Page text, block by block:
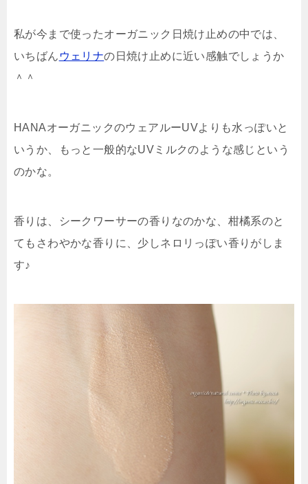
私が今まで使ったオーガニック日焼け止めの中では、
いちばん ウェリナの日焼け止めに近い感触でしょうか
＾＾
HANAオーガニックのウェアルーUVよりも水っぽいと
いうか、もっと一般的なUVミルクのような感じという
のかな。
香りは、シークワーサーの香りなのかな、柑橘系のと
てもさわやかな香りに、少しネロリっぽい香りがしま
す♪